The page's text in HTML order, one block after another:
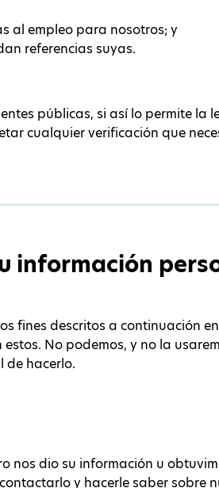
al empleo para nosotros; y
referencias suyas.
públicas, si así lo permite la
cualquier verificación que
información
fines descritos a continuación
No podemos, y no la
de hacerlo.
nos dio su información u
y hacerle saber sobre